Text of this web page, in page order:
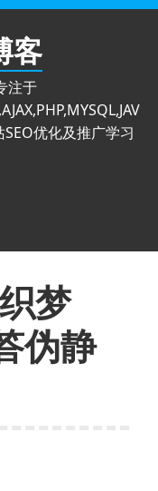
客
注于
优化及推广学习
梦
伪静